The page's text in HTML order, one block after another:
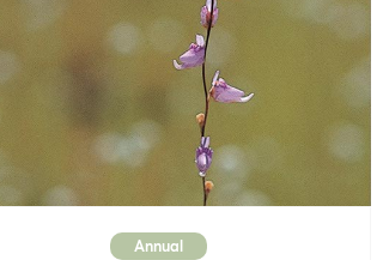
Annual